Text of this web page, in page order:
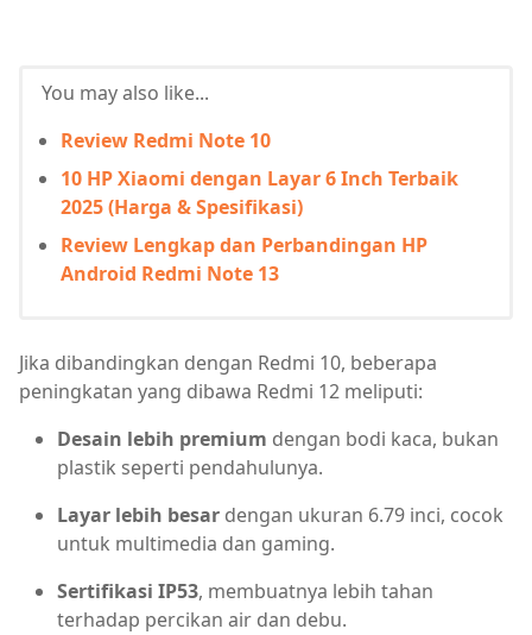
You may also like...
Review Redmi Note 10
10 HP Xiaomi dengan Layar 6 Inch Terbaik
2025 (Harga & Spesifikasi)
Review Lengkap dan Perbandingan HP
Android Redmi Note 13
Jika dibandingkan dengan Redmi 10, beberapa
peningkatan yang dibawa Redmi 12 meliputi:
Desain lebih premium dengan bodi kaca, bukan
plastik seperti pendahulunya.
Layar lebih besar dengan ukuran 6.79 inci, cocok
untuk multimedia dan gaming.
Sertifikasi IP53, membuatnya lebih tahan
terhadap percikan air dan debu.